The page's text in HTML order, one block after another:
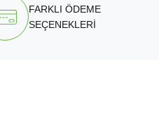
FARKLI ÖDEME
SEÇENEKLERİ